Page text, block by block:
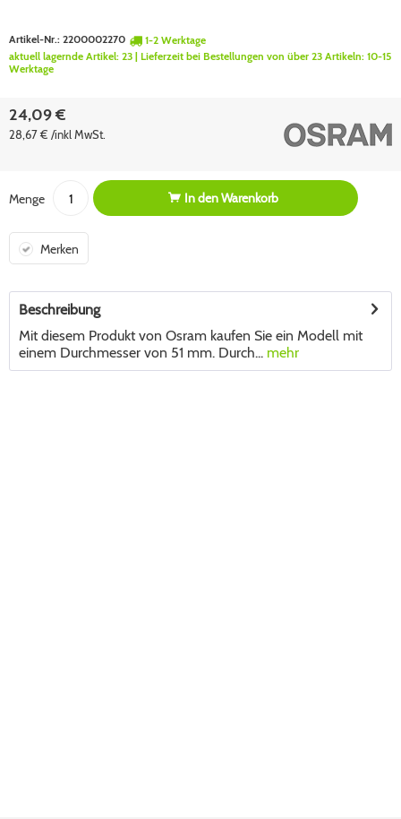
Artikel-Nr.: 2200002270
1-2 Werktage
aktuell lagernde Artikel: 23 | Lieferzeit bei Bestellungen von über 23 Artikeln: 10-15
Werktage
24,09 €
28,67 € /inkl MwSt.
Menge In denWarenkorb
Merken
Beschreibung
Mit diesem Produkt von Osram kaufen Sie ein Modell mit
einem Durchmesser von 51 mm. Durch... mehr